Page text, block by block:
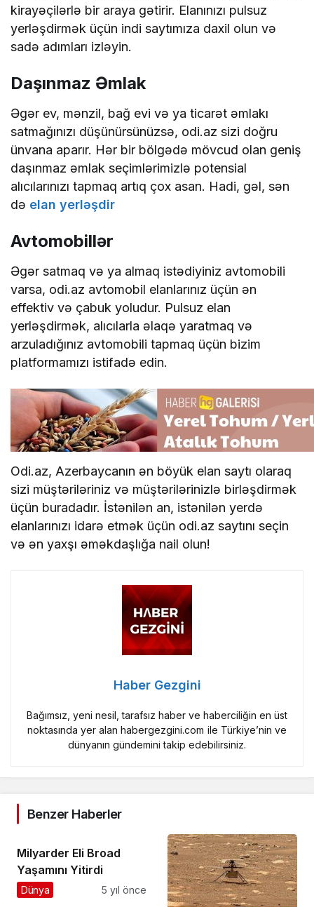
kirayəçilərlə bir araya gətirir. Elanınızı pulsuz
yerləşdirmək üçün indi saytımıza daxil olun və
sadə adımları izləyin.
Daşınmaz Əmlak
Əgər ev, mənzil, bağ evi və ya ticarət əmlakı
satmağınızı düşünürsünüzsə, odi.az sizi doğru
ünvana aparır. Hər bir bölgədə mövcud olan geniş
daşınmaz əmlak seçimlərimizlə potensial
alıcılarınızı tapmaq artıq çox asan. Hadi, gəl, sən
də elan yerləşdir
Avtomobillər
Əgər satmaq və ya almaq istədiyiniz avtomobili
varsa, odi.az avtomobil elanlarınız üçün ən
effektiv və çabuk yoludur. Pulsuz elan
yerləşdirmək, alıcılarla əlaqə yaratmaq və
arzuladığınız avtomobili tapmaq üçün bizim
platformamızı istifadə edin.
Odi.az, Azerbaycanın ən böyük elan saytı olaraq
sizi müştəriləriniz və müştərilərinizlə birləşdirmək
üçün buradadır. İstənilən an, istənilən yerdə
elanlarınızı idarə etmək üçün odi.az saytını seçin
və ən yaxşı əməkdaşlığa nail olun!
Haber Gezgini
Bağımsız, yeni nesil, tarafsız haber ve haberciliğin en üst
noktasında yer alan habergezgini.com ile Türkiye’nin ve
dünyanın gündemini takip edebilirsiniz.
Benzer Haberler
Milyarder Eli Broad
Yaşamını Yitirdi
Dünya 5 yıl önce